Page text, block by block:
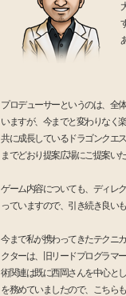
プロデューサーというのは、全
いますが、今までと変わりなく
共に成長しているドラゴンクエ
までどおり提案広場にご提案い
ゲーム内容についても、ディレ
っていますので、引き続き良い
今まで私が携わってきたテクニ
クターは、旧リードプログラマ
術関連は既に西岡さんを中心と
を務めていましたので、こちら